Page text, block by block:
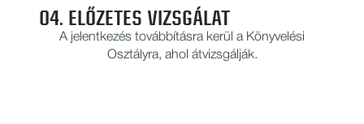
04. ELŐZETES VIZSGÁLAT
A jelentkezés továbbításra kerül a Könyvelési
Osztályra, ahol átvizsgálják.